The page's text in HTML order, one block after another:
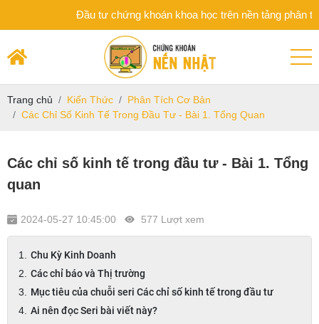
Đầu tư chứng khoán khoa học trên nền tảng phân
Trang chủ Kiến Thức
Phân Tích Cơ Bản
Các Chỉ Số Kinh Tế Trong Đầu Tư - Bài 1. Tổng Quan
Các chỉ số kinh tế trong đầu tư - Bài 1. Tổng
quan
2024-05-27 10:45:00 577 Lượt xem
Chu Kỳ Kinh Doanh
Các chỉ báo và Thị trường
Mục tiêu của chuỗi seri Các chỉ số kinh tế trong đầu tư
Ai nên đọc Seri bài viết này?